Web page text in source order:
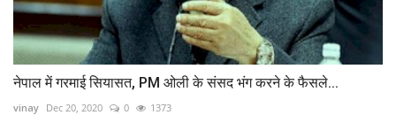
नेपाल में गरमाई सियासत, PM ओली के संसद भंग करने के फैसले...
vinay Dec 20, 2020 0 1373